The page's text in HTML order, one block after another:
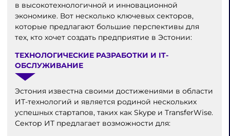
в высокотехнологичной и инновационной
экономике. Вот несколько ключевых секторов,
которые предлагают большие перспективы для
тех, кто хочет создать предприятие в Эстонии:
ТЕХНОЛОГИЧЕСКИЕ РАЗРАБОТКИ И IT-
ОБСЛУЖИВАНИЕ
Эстония известна своими достижениями в области
ИТ-технологий и является родиной нескольких
успешных стартапов, таких как Skype и TransferWise.
Сектор ИТ предлагает возможности для: